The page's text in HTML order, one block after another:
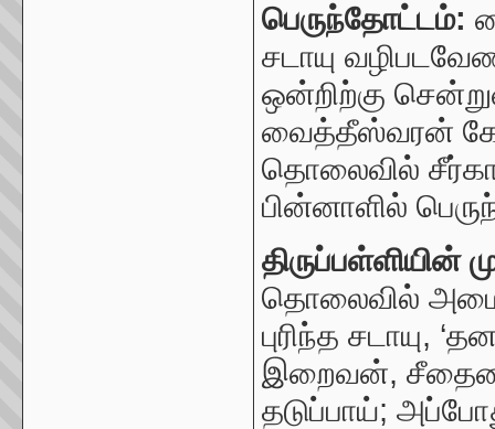
பெருந்தோட்டம்:
சடாயு
ஒன்றிற்கு
வைத்தீஸ்வரன்
தொலைவில்
பின்னாளில்
திருப்பள்ளியின்
தொலைவில்
புரிந்த சடாயு,
இறைவன்,
தடுப்பாய்;